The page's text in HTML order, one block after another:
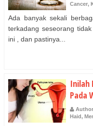
Cancer,
Ada banyak sekali
terkadang seseorang
ini , dan pastinya...
Inilah
Pada
Haid,